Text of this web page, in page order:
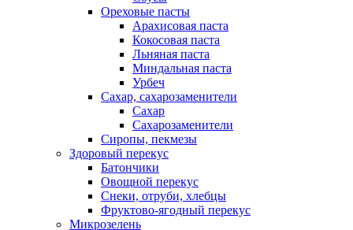
Ореховые пасты
Арахисовая паста
Кокосовая паста
Льняная паста
Миндальная паста
Урбеч
Сахар, сахарозаменители
Сахар
Сахарозаменители
Сиропы, пекмезы
Здоровый перекус
Батончики
Овощной перекус
Снеки, отруби, хлебцы
Фруктово-ягодный перекус
Микрозелень